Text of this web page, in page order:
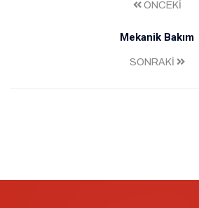
ÖNCEKİ
Mekanik Bakım
SONRAKİ